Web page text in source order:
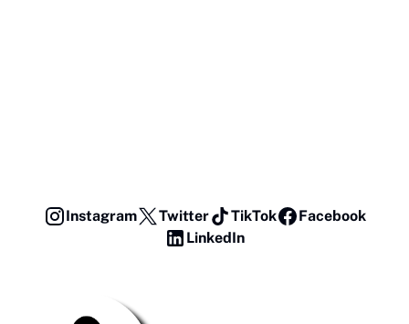
Instagram Twitter TikTok
Facebook
LinkedIn